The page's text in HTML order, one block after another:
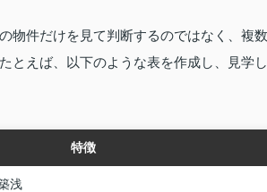
物件だけを見て判断するのではなく、複数
とえば、以下のような表を作成し、見学し
特徴
浅